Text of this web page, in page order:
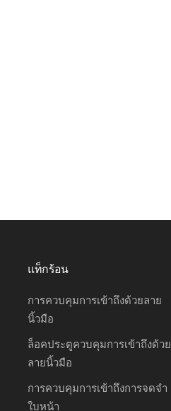
แท็กร้อน
การควบคุมการเข้าถึงด้วยลาย
นิ้วมือ
ล็อคประตูควบคุมการเข้าถึงด้วย
ลายนิ้วมือ
การควบคุมการเข้าถึงการจดจำ
ใบหน้า